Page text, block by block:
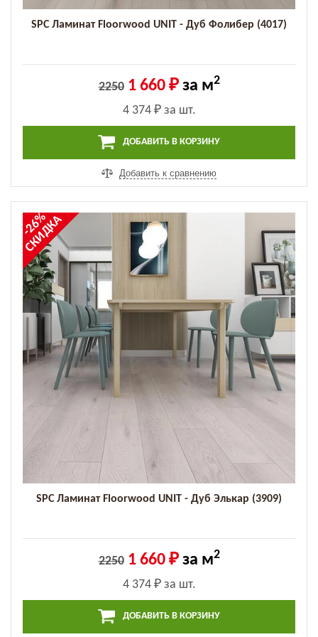
SPC Ламинат Floorwood UNIT - Дуб Фолибер (4017)
2250 1 660 ₽за м2
4 374 ₽за шт.
ДОБАВИТЬ В КОРЗИНУ
Добавить к сравнению
-26%
СКИДКА
SPC Ламинат Floorwood UNIT - Дуб Элькар (3909)
2250 1 660 ₽за м2
4 374 ₽за шт.
ДОБАВИТЬ В КОРЗИНУ